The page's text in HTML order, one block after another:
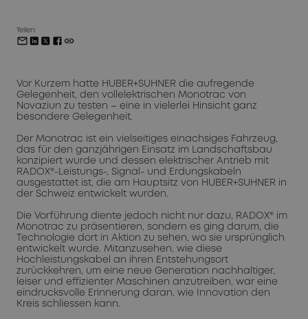
Teilen:
Vor Kurzem hatte HUBER+SUHNER die aufregende
Gelegenheit, den vollelektrischen Monotrac von
Novaziun zu testen – eine in vielerlei Hinsicht ganz
besondere Gelegenheit.
Der Monotrac ist ein vielseitiges einachsiges Fahrzeug,
das für den ganzjährigen Einsatz im Landschaftsbau
konzipiert wurde und dessen elektrischer Antrieb mit
RADOX®-Leistungs-, Signal- und Erdungskabeln
ausgestattet ist, die am Hauptsitz von HUBER+SUHNER in
der Schweiz entwickelt wurden.
Die Vorführung diente jedoch nicht nur dazu, RADOX® im
Monotrac zu präsentieren, sondern es ging darum, die
Technologie dort in Aktion zu sehen, wo sie ursprünglich
entwickelt wurde. Mitanzusehen, wie diese
Hochleistungskabel an ihren Entstehungsort
zurückkehren, um eine neue Generation nachhaltiger,
leiser und effizienter Maschinen anzutreiben, war eine
eindrucksvolle Erinnerung daran, wie Innovation den
Kreis schliessen kann.